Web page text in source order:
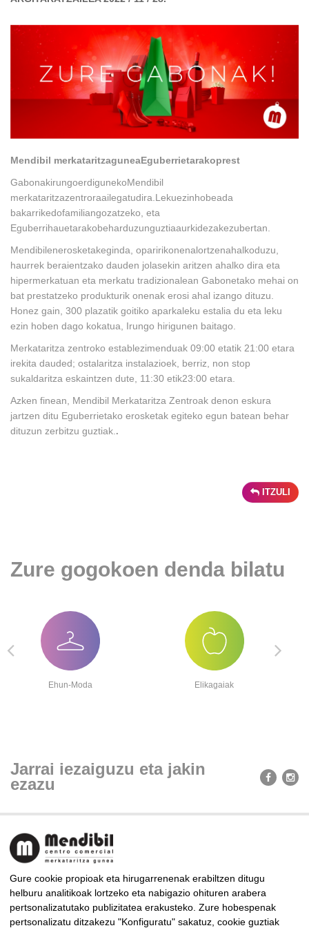
Mendibil merkataritzaguneaEguberrietarakoprest
GabonakirungoerdigunekoMendibil
merkataritzazentroraailegatudira Lekuezinhobeada
bakarrikedofamiliangozatzeko , eta
Eguberrihauetarakobeharduzunguztiaaurkidezakezubertan
Mendibilenerosketakeginda oparirikonenalortzenahalkoduzu
haurrek beraientzako dauden jolasekin aritzen ahalko dira eta
hipermerkatuan eta merkatu tradizionalean Gabonetako mehai on
bat prestatzeko produkturik onenak erosi ahal izango dituzu.
Honez gain, 300 plazatik goitiko aparkaleku estalia du eta leku
ezin hoben dago kokatua, Irungo hirigunen baitago.
Merkataritza zentroko establezimenduak 09:00 etatik 21:00 etara
irekita dauded; ostalaritza instalazioek, berriz, non stop
sukaldaritza eskaintzen dute, 11:30 etik23:00 etara.
Azken finean, Mendibil Merkataritza Zentroak denon eskura
jartzen ditu Eguberrietako erosketak egiteko egun batean behar
dituzun zerbitzu guztiak. .
ITZULI
Zure gogokoen denda bilatu
Ehun-Moda Elikagaiak
Jarrai iezaiguzu eta jakin
ezazu
MENDIBIL MERKATARITZA GUNEA
Gure cookie propioak eta hirugarrenenak erabiltzen ditugu
helburu analitikoak lortzeko eta nabigazio ohituren arabera
pertsonalizatutako publizitatea erakusteko. Zure hobespenak
pertsonalizatu ditzakezu "Konfiguratu" sakatuz, cookie guztiak